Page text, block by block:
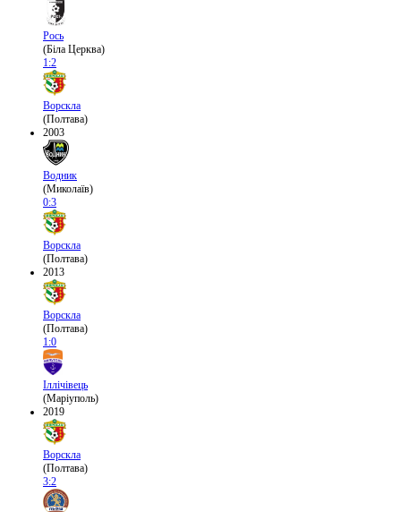
Рось
(Біла Церква)
1:2
Ворскла
(Полтава)
2003
Водник
(Миколаїв)
0:3
Ворскла
(Полтава)
2013
Ворскла
(Полтава)
1:0
Іллічівець
(Маріуполь)
2019
Ворскла
(Полтава)
3:2